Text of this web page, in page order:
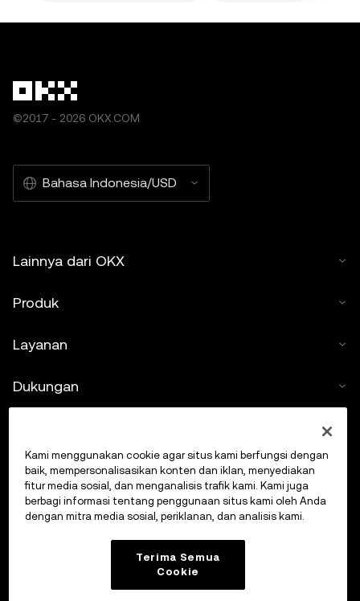
©2017 - 2026 OKX.COM
Bahasa Indonesia/USD
Lainnya dari OKX
Produk
Layanan
Dukungan
Kalkulator kripto
Lakukan Trading
Kami menggunakan cookie agar situs kami berfungsi dengan
baik, mempersonalisasikan konten dan iklan, menyediakan
fitur media sosial, dan menganalisis trafik kami. Kami juga
berbagi informasi tentang penggunaan situs kami oleh Anda
dengan mitra media sosial, periklanan, dan analisis kami.
Terima Semua
Cookie